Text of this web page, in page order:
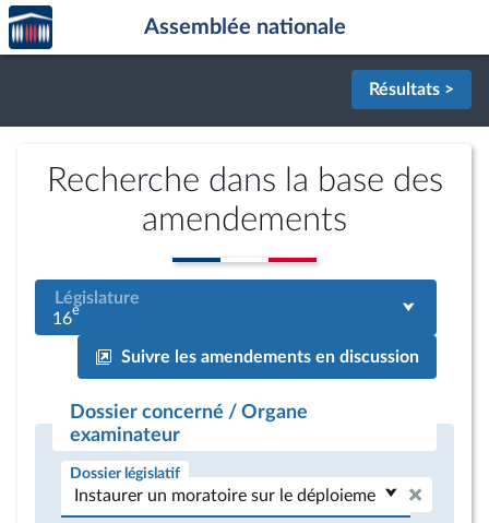
Aller au contenu
Aller en bas de la page
Accèder
à la
page
Assemblée nationale
Résultats >
Recherche dans la base des
amendements
Législature
16e
Suivre les amendements en discussion
Dossier concerné / Organe
examinateur
Dossier législatif